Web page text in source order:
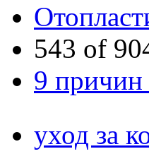
543 of
9 причин
уход за